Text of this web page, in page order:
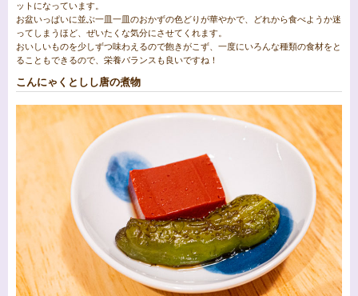
ットになっています。
お盆いっぱいに並ぶ一皿一皿のおかずの色どりが華やかで、どれから食べようか迷
ってしまうほど、ぜいたくな気分にさせてくれます。
おいしいものを少しずつ味わえるので飽きがこず、一度にいろんな種類の食材をと
ることもできるので、栄養バランスも良いですね！
こんにゃくとしし唐の煮物